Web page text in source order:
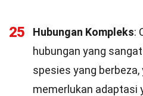
25 Hubungan Kompleks:
hubungan yang
spesies yang berbeza,
memerlukan adaptasi